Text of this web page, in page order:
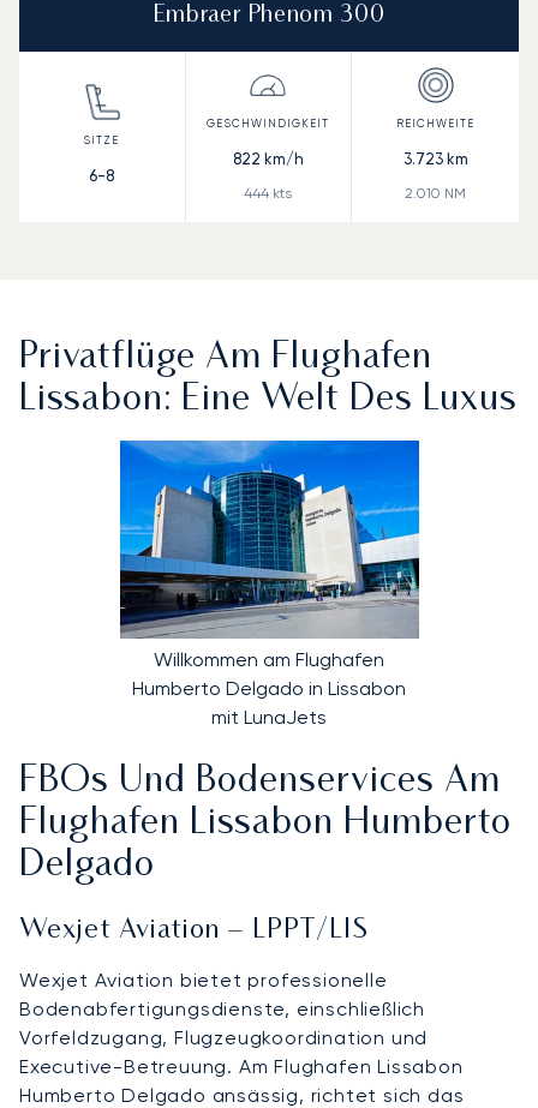
Embraer Phenom 300
6-8
822 km/h
444 kts
3.723km
2.010 NM
Privatflüge Am Flughafen
Lissabon: Eine Welt Des Luxus
Willkommen am Flughafen
Humberto Delgado in Lissabon
mit LunaJets
FBOs Und Bodenservices Am
Flughafen Lissabon Humberto
Delgado
Wexjet Aviation – LPPT/LIS
Wexjet Aviation bietet professionelle
Bodenabfertigungsdienste, einschließlich
Vorfeldzugang, Flugzeugkoordination und
Executive-Betreuung. Am Flughafen Lissabon
Humberto Delgado ansässig, richtet sich das